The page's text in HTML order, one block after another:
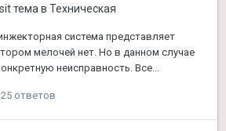
тема в Техническая
система представляет
мелочей нет. Но в данном случае
неисправность. Все...
25 ответов